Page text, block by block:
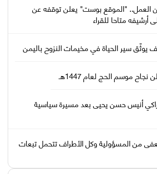
العمل.. "الموقع بوست" يعلن توقفه عن
أرشيفه متاحا للقراء
سير الحياة في مخيمات النزوح باليمن
موسم الحج لعام 1447هـ
أنيس حسن يحيى بعد مسيرة سياسية
من المسؤولية وكل الأطراف تتحمل تبعات